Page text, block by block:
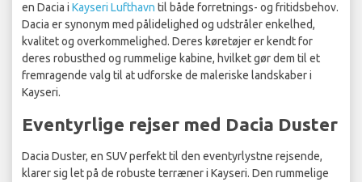
en Dacia i Kayseri Lufthavn til både forretnings- og fritidsbehov.
Dacia er synonym med pålidelighed og udstråler enkelhed,
kvalitet og overkommelighed. Deres køretøjer er kendt for
deres robusthed og rummelige kabine, hvilket gør dem til et
fremragende valg til at udforske de maleriske landskaber i
Kayseri.
Eventyrlige rejser med Dacia Duster
Dacia Duster, en SUV perfekt til den eventyrlystne rejsende,
klarer sig let på de robuste terræner i Kayseri. Den rummelige